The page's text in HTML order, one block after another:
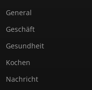
General
Geschäft
Gesundheit
Kochen
Nachricht